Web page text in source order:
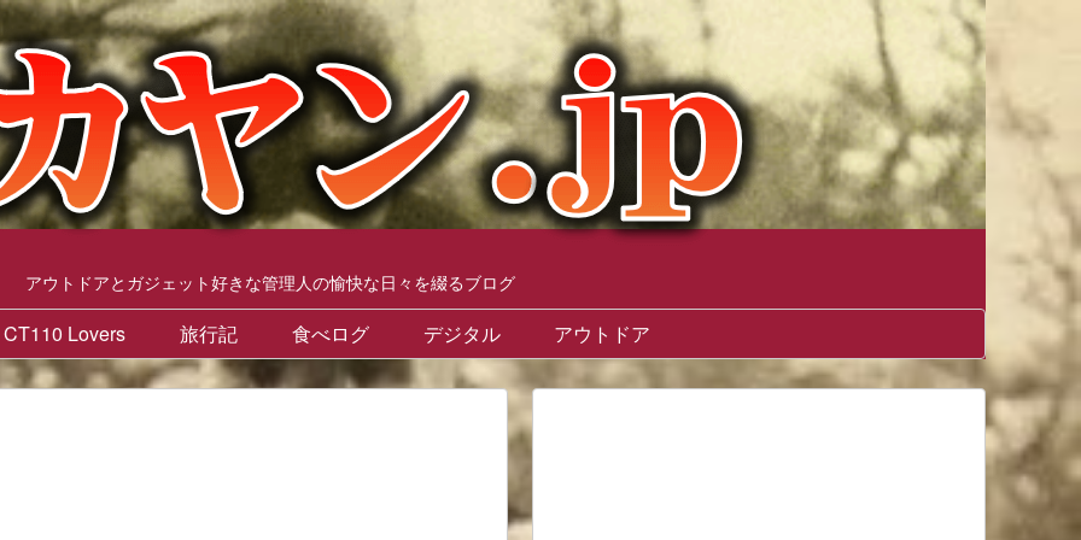
アウトドアとガジェット好きな管理人の愉快な日々を綴るブログ
CT110 Lovers 旅行記 食べログ デジタル アウトドア